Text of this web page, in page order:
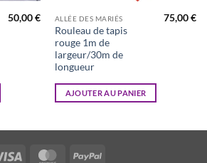
50,00€ ALLÉE DES MARIÉS
Rouleau de tapis
rouge 1m de
largeur/30m de
longueur
75,00€
AJOUTER AU PANIER
Visa MasterCardPayPal